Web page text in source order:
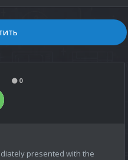
0
presented with the